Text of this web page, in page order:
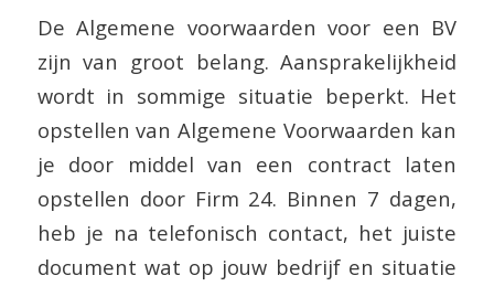
De Algemene voorwaarden voor een BV
zijn van groot belang. Aansprakelijkheid
wordt in sommige situatie beperkt. Het
opstellen van Algemene Voorwaarden kan
je door middel van een contract laten
opstellen door Firm 24. Binnen 7 dagen,
heb je na telefonisch contact, het juiste
document wat op jouw bedrijf en situatie